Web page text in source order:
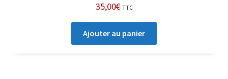
35,00€ TTC
Ajouter au panier